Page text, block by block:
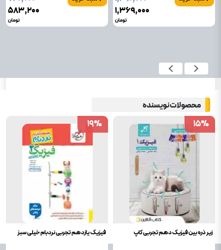
۱٬۳۶۹٬۰۰۰
تومان
۵۸۳٬۲۰۰
تومان
محصولات نویسنده
زیر ذره بین فیزیک دهم تجربی کاپ
15%
15%
فیزیک یازدهم تجربی نردبام خیلی سبز
19%
19%